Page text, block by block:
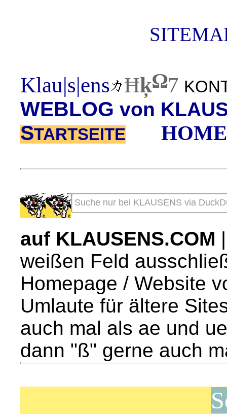
Klau|s|ens ĦķΩ7
WEBLOG von
STARTSEITE HOME
auf KLAUSENS.COM
weißen Feld
Homepage / Website
Umlaute für ältere
auch mal als ae und
dann "ß" gerne auch